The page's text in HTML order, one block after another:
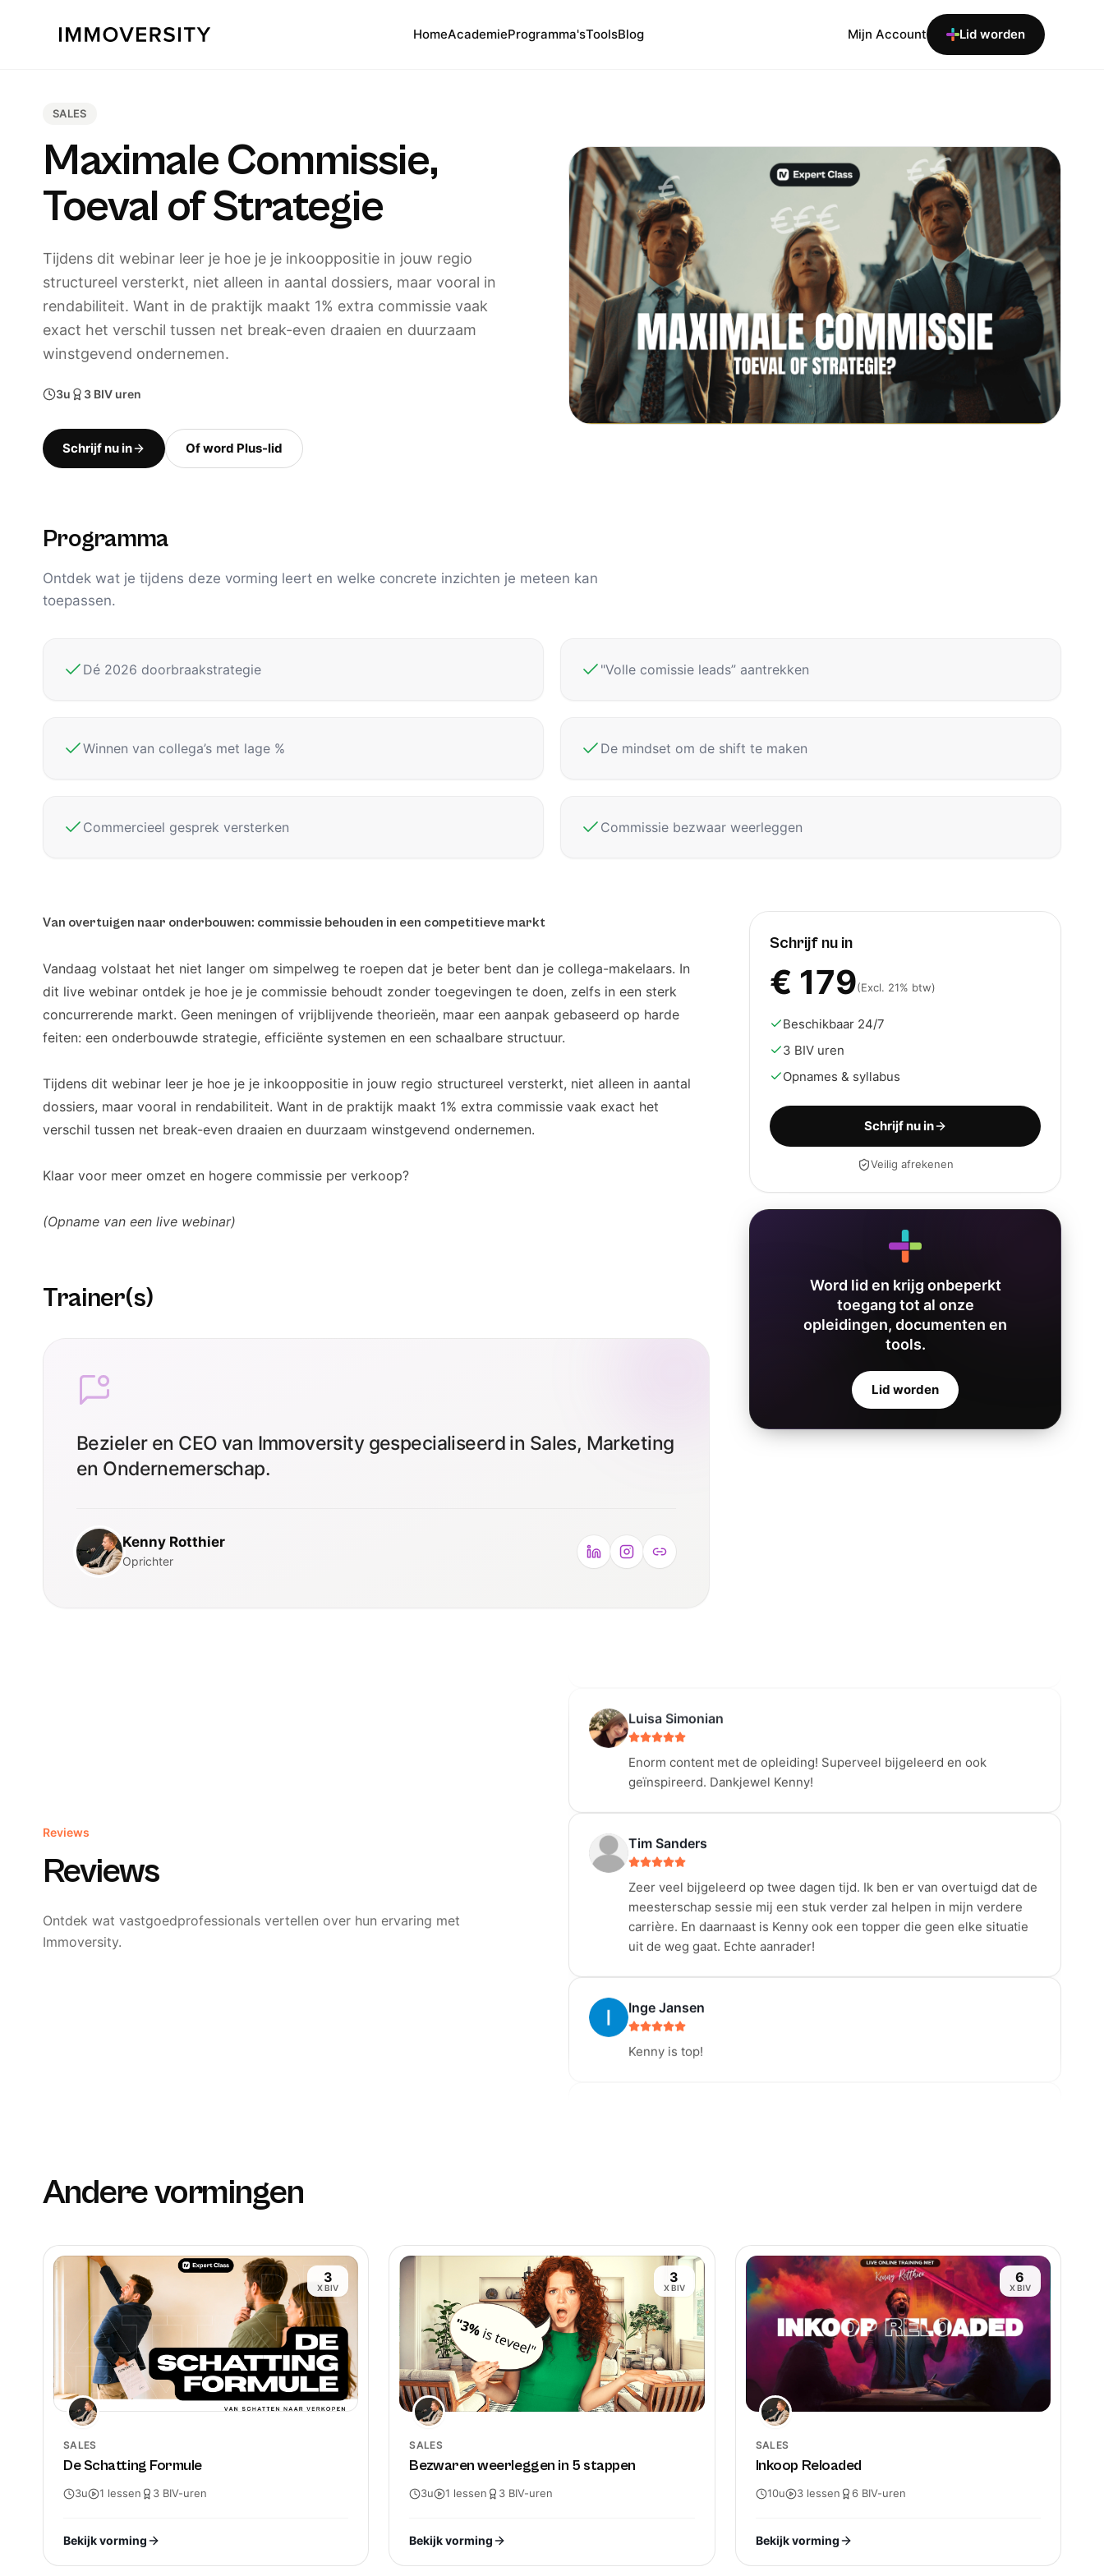
HomeAcademieProgramma'sToolsBlog Mijn Account Lid worden
SALES
Maximale Commissie,
Toeval of Strategie
Tijdens dit webinar leer je hoe je je inkooppositie in jouw regio
structureel versterkt, niet alleen in aantal dossiers, maar vooral in
rendabiliteit. Want in de praktijk maakt 1% extra commissie vaak
exact het verschil tussen net break-even draaien en duurzaam
winstgevend ondernemen.
3u 3 BIV uren
Schrijf nu in Of word Plus-lid
Programma
Ontdek wat je tijdens deze vorming leert en welke concrete inzichten je meteen kan
toepassen.
Dé 2026 doorbraakstrategie "Volle comissie leads” aantrekken
Winnen van collega’s met lage % De mindset om de shift te maken
Commercieel gesprek versterken Commissie bezwaar weerleggen
Van overtuigen naar onderbouwen: commissie behouden in een competitieve markt
Vandaag volstaat het niet langer om simpelweg te roepen dat je beter bent dan je collega-makelaars. In
dit live webinar ontdek je hoe je je commissie behoudt zonder toegevingen te doen, zelfs in een sterk
concurrerende markt. Geen meningen of vrijblijvende theorieën, maar een aanpak gebaseerd op harde
feiten: een onderbouwde strategie, efficiënte systemen en een schaalbare structuur.
Tijdens dit webinar leer je hoe je je inkooppositie in jouw regio structureel versterkt, niet alleen in aantal
dossiers, maar vooral in rendabiliteit. Want in de praktijk maakt 1% extra commissie vaak exact het
verschil tussen net break-even draaien en duurzaam winstgevend ondernemen.
Klaar voor meer omzet en hogere commissie per verkoop?
(Opname van een live webinar)
Trainer(s)
Bezieler en CEO van Immoversity gespecialiseerd in Sales, Marketing
en Ondernemerschap.
Kenny Rotthier
Oprichter
Schrijf nu in
€ 179(Excl. 21% btw)
Beschikbaar 24/7
3 BIV uren
Opnames & syllabus
Schrijf nu in
Veilig afrekenen
Word lid en krijg onbeperkt
toegang tot al onze
opleidingen, documenten en
tools.
Lid worden
Reviews
Reviews
Ontdek wat vastgoedprofessionals vertellen over hun ervaring met
Immoversity.
Enorm content met de opleiding! Superveel bijgeleerd en ook
geïnspireerd. Dankjewel Kenny!
Zeer veel bijgeleerd op twee dagen tijd. Ik ben er van overtuigd dat de
meesterschap sessie mij een stuk verder zal helpen in mijn verdere
carrière. En daarnaast is Kenny ook een topper die geen elke situatie
uit de weg gaat. Echte aanrader!
Kenny is top!
Werner Spranghers
Immoversity is zo handig! proficiat eigenlijk aan diegene die met dit
initiatief begonnen is. En tof dat het BIV zich hieraan koppelt.
Vandaag de opleiding gevolgd, 6 essentiële stappen bij het rekruteren.
Andere vormingen
3
X BIV
SALES
De Schatting Formule
3u 1 lessen 3 BIV-uren
Bekijk vorming
3
X BIV
SALES
Bezwaren weerleggen in 5 stappen
3u 1 lessen 3 BIV-uren
Bekijk vorming
6
X BIV
SALES
Inkoop Reloaded
10u 3lessen 6BIV-uren
Bekijk vorming